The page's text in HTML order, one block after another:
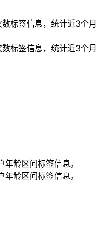
标签信息，统计近3个月
标签信息，统计近3个月
龄区间标签信息。
龄区间标签信息。